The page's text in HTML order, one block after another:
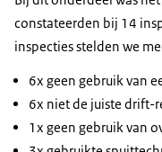
constateerden bij 14
inspecties stelden we
6x geen gebruik van
6x niet de juiste drift-
1x geen gebruik van